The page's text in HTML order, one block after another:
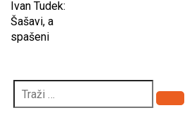
Ivan Tudek:
Šašavi, a
spašeni